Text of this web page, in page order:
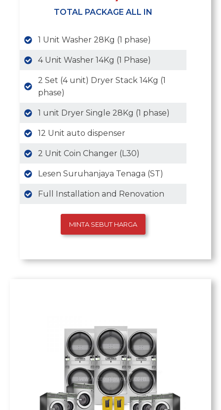
TOTAL PACKAGE ALL IN
1 Unit Washer 28Kg (1 phase)
4 Unit Washer 14Kg (1 Phase)
2 Set (4 unit) Dryer Stack 14Kg (1
phase)
1 unit Dryer Single 28Kg (1 phase)
12 Unit auto dispenser
2 Unit Coin Changer (L30)
Lesen Suruhanjaya Tenaga (ST)
Full Installation and Renovation
MINTA SEBUT HARGA